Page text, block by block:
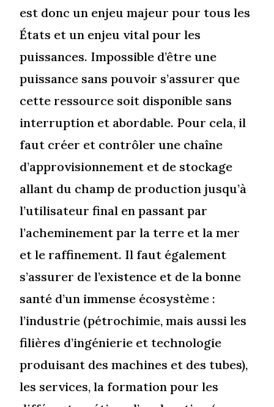
est donc un enjeu majeur pour tous les
États et un enjeu vital pour les
puissances. Impossible d’être une
puissance sans pouvoir s’assurer que
cette ressource soit disponible sans
interruption et abordable. Pour cela, il
faut créer et contrôler une chaîne
d’approvisionnement et de stockage
allant du champ de production jusqu’à
l’utilisateur final en passant par
l’acheminement par la terre et la mer
et le raffinement. Il faut également
s’assurer de l’existence et de la bonne
santé d’un immense écosystème :
l’industrie (pétrochimie, mais aussi les
filières d’ingénierie et technologie
produisant des machines et des tubes),
les services, la formation pour les